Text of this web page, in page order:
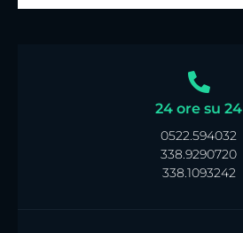
24 ore su 24
0522.594032
338.9290720
338.1093242